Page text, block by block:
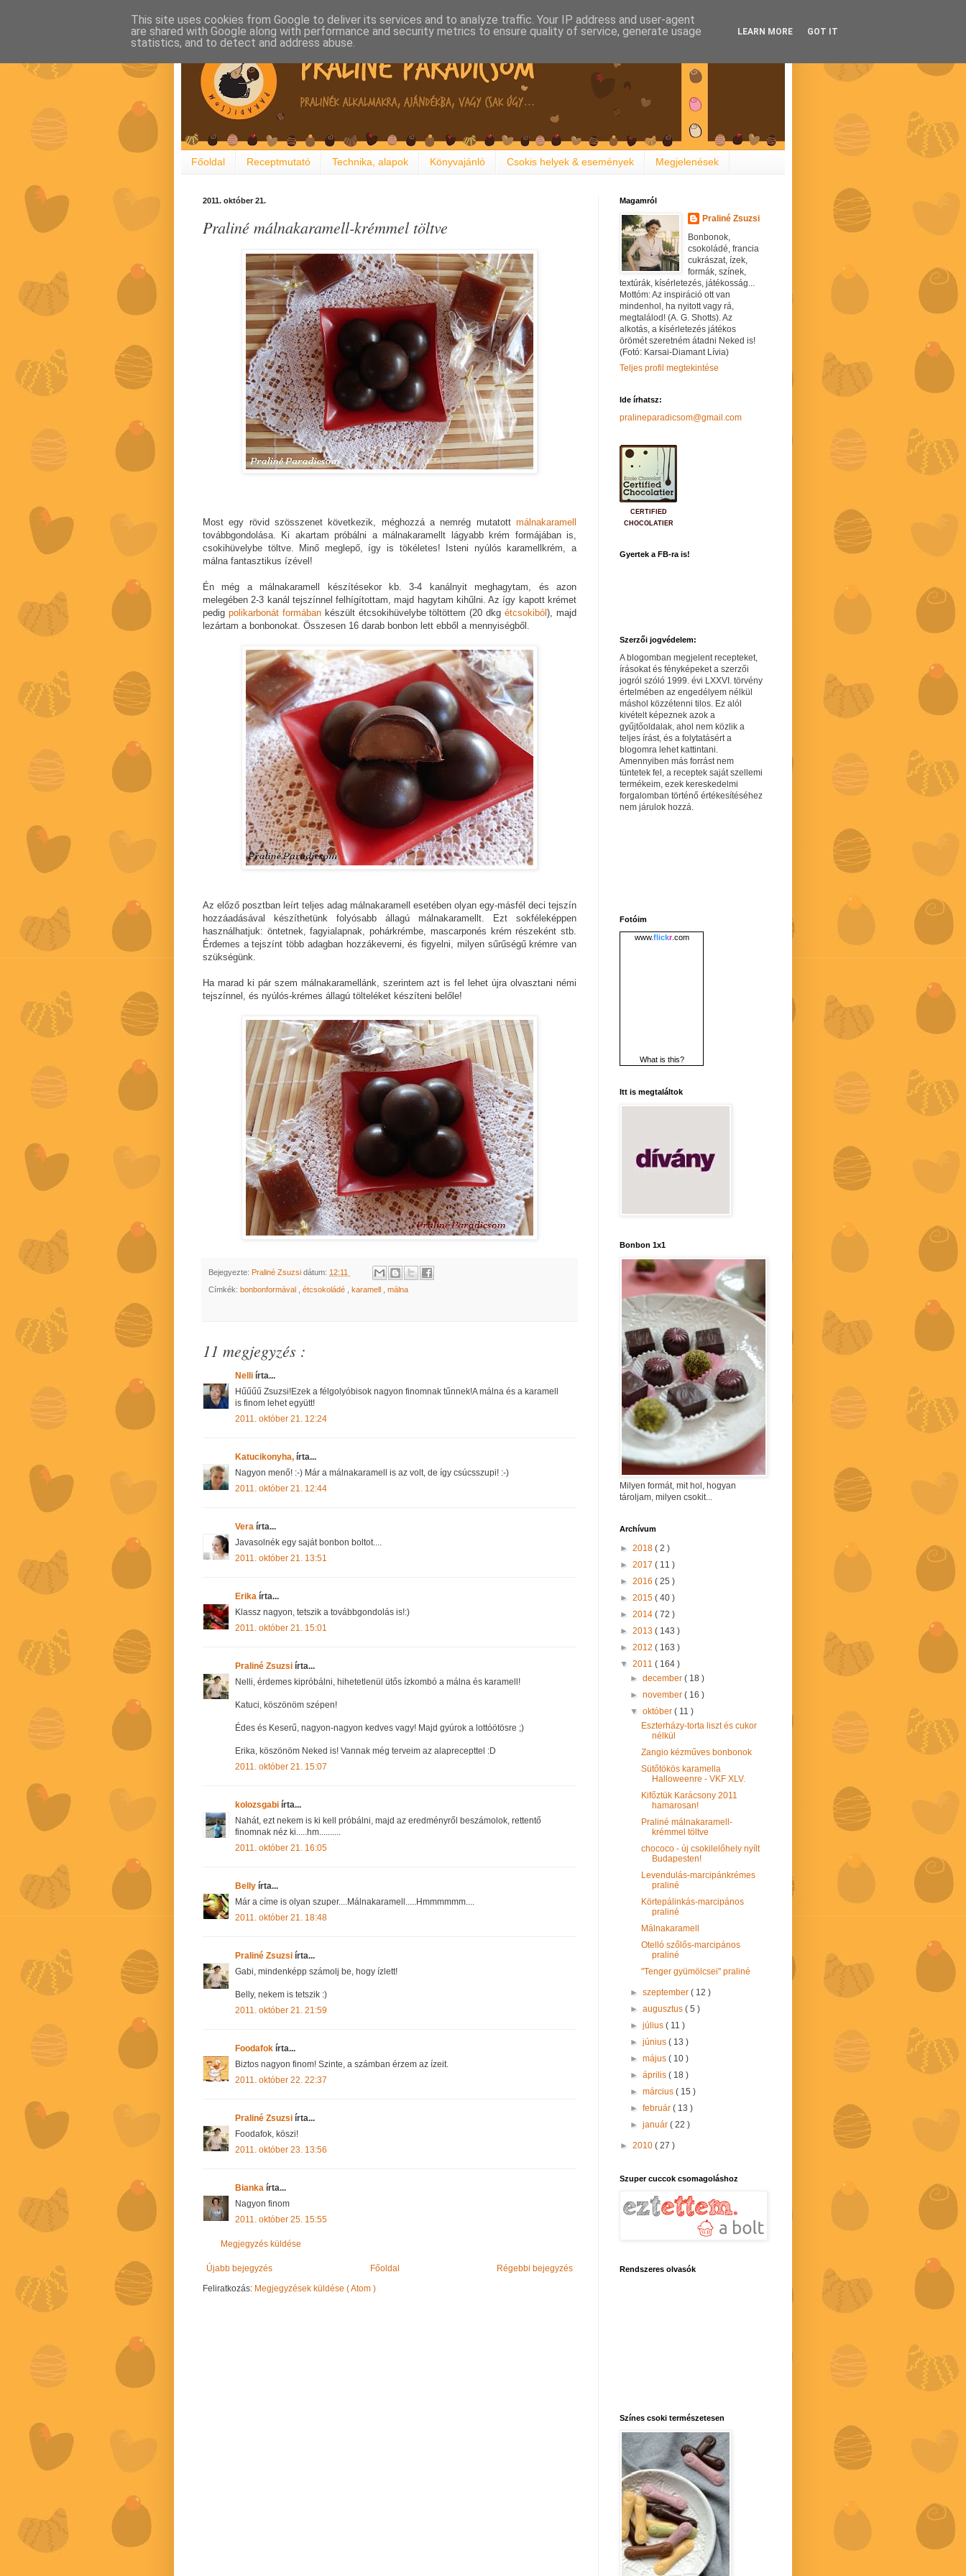
Főoldal Receptmutató Technika, alapok Könyvajánló Csokis helyek & események Megjelenések
2011. október 21.
Praliné málnakaramell-krémmel töltve
Most egy rövid szösszenet következik, méghozzá a nemrég mutatott málnakaramell
továbbgondolása. Ki akartam próbálni a málnakaramellt lágyabb krém formájában is,
csokihüvelybe töltve. Minő meglepő, így is tökéletes! Isteni nyúlós karamellkrém, a
málna fantasztikus ízével!
Én még a málnakaramell készítésekor kb. 3-4 kanálnyit meghagytam, és azon
melegében 2-3 kanál tejszínnel felhígítottam, majd hagytam kihűlni. Az így kapott krémet
pedig polikarbonát formábankészült étcsokihüvelybe töltöttem (20 dkgétcsokiból), majd
lezártam a bonbonokat. Összesen 16 darab bonbon lett ebből a mennyiségből.
Az előző posztban leírt teljes adag málnakaramell esetében olyan egy-másfél deci tejszín
hozzáadásával készíthetünk folyósabb állagú málnakaramellt. Ezt sokféleképpen
használhatjuk: öntetnek, fagyialapnak, pohárkrémbe, mascarponés krém részeként stb.
Érdemes a tejszínt több adagban hozzákeverni, és figyelni, milyen sűrűségű krémre van
szükségünk.
Ha marad ki pár szem málnakaramellánk, szerintem azt is fel lehet újra olvasztani némi
tejszínnel, és nyúlós-krémes állagú tölteléket készíteni belőle!
Bejegyezte: Praliné Zsuzsi dátum: 12:11
Címkék: bonbonformával étcsokoládé karamell málna
11 megjegyzés :
Nelli írta...
Hűűűű Zsuzsi!Ezek a félgolyóbisok nagyon finomnak tűnnek!A málna és a karamell
is finom lehet együtt!
2011. október 21. 12:24
Katucikonyha, írta...
Nagyon menő! :-) Már a málnakaramell is az volt, de így csúcsszupi! :-)
2011. október 21. 12:44
Vera írta...
Javasolnék egy saját bonbon boltot....
2011. október 21. 13:51
Erika írta...
Klassz nagyon, tetszik a továbbgondolás is!:)
2011. október 21. 15:01
Praliné Zsuzsi írta...
Nelli, érdemes kipróbálni, hihetetlenül ütős ízkombó a málna és karamell!
Katuci, köszönöm szépen!
Édes és Keserű, nagyon-nagyon kedves vagy! Majd gyúrok a lottóötösre ;)
Erika, köszönöm Neked is! Vannak még terveim az alaprecepttel :D
2011. október 21. 15:07
kolozsgabi írta...
Nahát, ezt nekem is ki kell próbálni, majd az eredményről beszámolok, rettentő
finomnak néz ki.....hm..........
2011. október 21. 16:05
Belly írta...
Már a címe is olyan szuper....Málnakaramell.....Hmmmmmm....
2011. október 21. 18:48
Praliné Zsuzsi írta...
Gabi, mindenképp számolj be, hogy ízlett!
Belly, nekem is tetszik :)
2011. október 21. 21:59
Foodafok írta...
Biztos nagyon finom! Szinte, a számban érzem az ízeit.
2011. október 22. 22:37
Praliné Zsuzsi írta...
Foodafok, köszi!
2011. október 23. 13:56
Bianka írta...
Nagyon finom
2011. október 25. 15:55
Megjegyzés küldése
Újabb bejegyzés Régebbi bejegyzés
Főoldal
Feliratkozás: Megjegyzések küldése ( Atom )
Magamról
Praliné Zsuzsi
Bonbonok,
csokoládé, francia
cukrászat, ízek,
formák, színek,
textúrák, kísérletezés, játékosság...
Mottóm: Az inspiráció ott van
mindenhol, ha nyitott vagy rá,
megtalálod! (A. G. Shotts). Az
alkotás, a kísérletezés játékos
örömét szeretném átadni Neked is!
(Fotó: Karsai-Diamant Lívia)
Teljes profil megtekintése
Ide írhatsz:
pralineparadicsom@gmail.com
CERTIFIED
CHOCOLATIER
Gyertek a FB-ra is!
Szerzői jogvédelem:
A blogomban megjelent recepteket,
írásokat és fényképeket a szerzői
jogról szóló 1999. évi LXXVI. törvény
értelmében az engedélyem nélkül
máshol közzétenni tilos. Ez alól
kivételt képeznek azok a
gyűjtőoldalak, ahol nem közlik a
teljes írást, és a folytatásért a
blogomra lehet kattintani.
Amennyiben más forrást nem
tüntetek fel, a receptek saját szellemi
termékeim, ezek kereskedelmi
forgalomban történő értékesítéséhez
nem járulok hozzá.
Fotóim
www.flickr.com
What is this?
Itt is megtaláltok
Bonbon 1x1
Milyen formát, mit hol, hogyan
tároljam, milyen csokit...
Archívum
► 2018 ( 2 )
► 2017 ( 11 )
► 2016 ( 25 )
► 2015 ( 40 )
► 2014 ( 72 )
► 2013 ( 143 )
► 2012 ( 163 )
▼ 2011 ( 164 )
►december( 18 )
►november( 16 )
▼október( 11 )
Eszterházy-torta liszt és cukor
nélkül
Zangio kézműves bonbonok
Sütőtökös karamella
Halloweenre - VKF XLV.
Kifőztük Karácsony 2011
hamarosan!
Praliné málnakaramell-
krémmel töltve
chococo - új csokilelőhely nyílt
Budapesten!
Levendulás-marcipánkrémes
praliné
Körtepálinkás-marcipános
praliné
Málnakaramell
Otelló szőlős-marcipános
praliné
"Tenger gyümölcsei" praliné
►szeptember( 12 )
►augusztus( 5 )
►július( 11 )
►június( 13 )
►május( 10 )
►április( 18 )
►március( 15 )
►február( 13 )
►január( 22 )
► 2010 ( 27 )
Szuper cuccok csomagoláshoz
Rendszeres olvasók
Színes csoki természetesen
This site uses cookies from Google to deliver its services and to analyze traffic. Your IP address and user-agent
are shared with Google along with performance and security metrics to ensure quality of service, generate usage
statistics, and to detect and address abuse.
LEARN MORE GOT IT